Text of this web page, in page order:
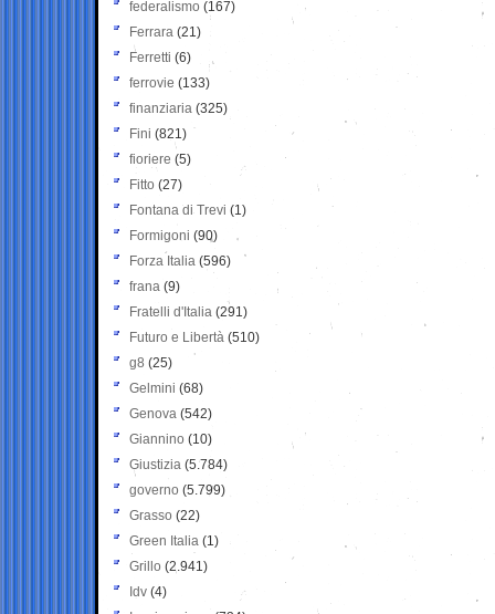
federalismo (167)
Ferrara (21)
Ferretti (6)
ferrovie (133)
finanziaria (325)
Fini (821)
fioriere (5)
Fitto (27)
Fontana di Trevi (1)
Formigoni (90)
Forza Italia (596)
frana (9)
Fratelli d'Italia (291)
Futuro e Libertà (510)
g8 (25)
Gelmini (68)
Genova (542)
Giannino (10)
Giustizia (5.784)
governo (5.799)
Grasso (22)
Green Italia (1)
Grillo (2.941)
Idv (4)